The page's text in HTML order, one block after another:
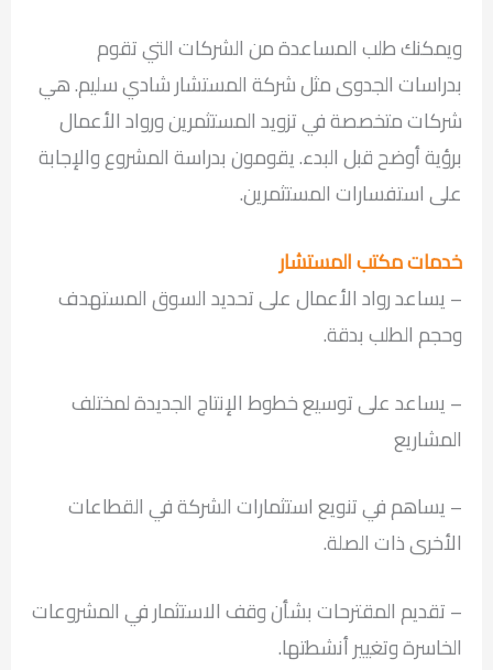
ويمكنك طلب المساعدة من الشركات التي تقوم
بدراسات الجدوى مثل شركة المستشار شادي سليم. هي
شركات متخصصة في تزويد المستثمرين ورواد الأعمال
برؤية أوضح قبل البدء. يقومون بدراسة المشروع والإجابة
على استفسارات المستثمرين.
خدمات مكتب المستشار
– يساعد رواد الأعمال على تحديد السوق المستهدف
وحجم الطلب بدقة.
– يساعد على توسيع خطوط الإنتاج الجديدة لمختلف
المشاريع
– يساهم في تنويع استثمارات الشركة في القطاعات
الأخرى ذات الصلة.
– تقديم المقترحات بشأن وقف الاستثمار في المشروعات
الخاسرة وتغيير أنشطتها.